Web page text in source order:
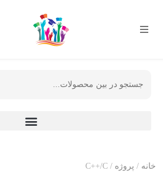
خانه / پروژه‌ / C++/C